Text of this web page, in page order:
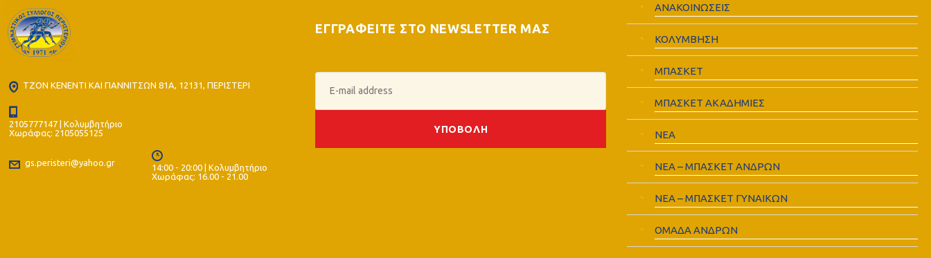
ΤΖΟΝ ΚΕΝΕΝΤΙ ΚΑΙ ΓΙΑΝΝΙΤΣΩΝ 81Α, 12131, ΠΕΡΙΣΤΕΡΙ
2105777147 | Κολυμβητήριο
Χωράφας: 2105055125
gs.peristeri@yahoo.gr
14:00 - 20:00 | Κολυμβητήριο
Χωράφας: 16.00 - 21.00
ΕΓΓΡΑΦΕΙΤΕ ΣΤΟ NEWSLETTER ΜΑΣ
ΑΝΑΚΟΙΝΩΣΕΙΣ
ΚΟΛΥΜΒΗΣΗ
ΜΠΑΣΚΕΤ
ΜΠΑΣΚΕΤ ΑΚΑΔΗΜΙΕΣ
ΝΕΑ
ΝΕΑ – ΜΠΑΣΚΕΤ ΑΝΔΡΩΝ
ΝΕΑ – ΜΠΑΣΚΕΤ ΓΥΝΑΙΚΩΝ
ΟΜΑΔΑ ΑΝΔΡΩΝ